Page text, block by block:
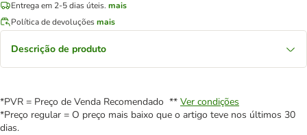
Entrega em 2-5 dias úteis. mais
Política de devoluçõesmais
Descrição de produto
*PVR = Preço de Venda Recomendado ** Ver condições
*Preço regular = O preço mais baixo que o artigo teve nos últimos 30
dias.